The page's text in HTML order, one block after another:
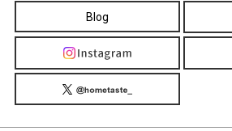
Blog